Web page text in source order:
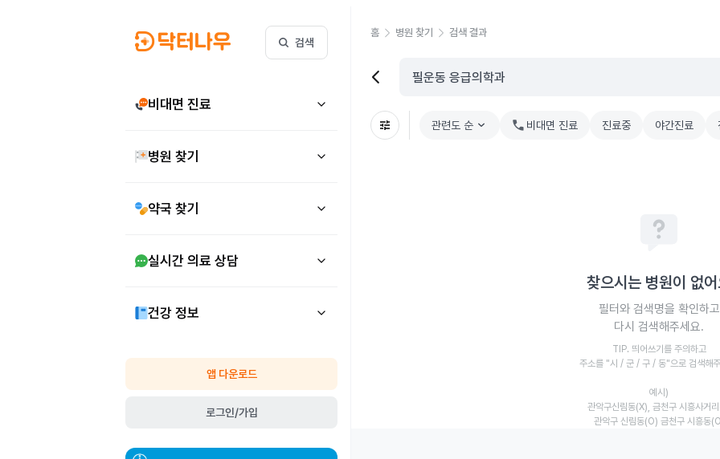
검색
비대면 진료
병원 찾기
약국 찾기
실시간 의료 상담
건강 정보
앱 다운로드
로그인/가입
홈 병원 찾기 검색 결과
관련도 순 chevron_right 비대면 진료 진료중 야간진료
찾으시는 병원이 없
필터와 검색명을 확인하고
다시 검색해주세요.
TIP. 띄어쓰기를 주의하고
주소를 "시 / 군 / 구 / 동"으로 검색해
예시)
관악구신림동(X), 금천구 시흥사거
관악구 신림동(O) 금천구 시흥동